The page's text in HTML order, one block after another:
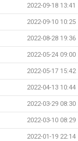
2022-09-18 13:41
2022-09-10 10:25
2022-08-28 19:36
2022-05-24 09:00
2022-05-17 15:42
2022-04-13 10:44
2022-03-29 08:30
2022-03-10 08:29
2022-01-19 22:14